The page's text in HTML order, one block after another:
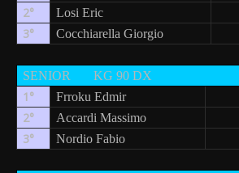
2° Losi Eric
3° Cocchiarella Giorgio
SENIOR KG 90 DX
1° Frroku Edmir
2° Accardi Massimo
3° Nordio Fabio